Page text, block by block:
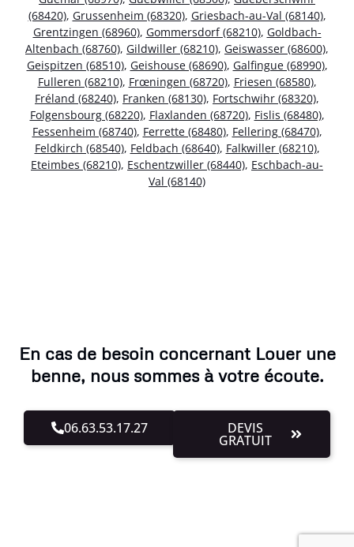
(68420), Grussenheim (68320), Griesbach-au-Val (68140),
Grentzingen (68960), Gommersdorf (68210), Goldbach-
Altenbach (68760), Gildwiller (68210), Geiswasser (68600),
Geispitzen (68510), Geishouse (68690), Galfingue (68990),
Fulleren (68210), Frœningen (68720), Friesen (68580),
Fréland (68240), Franken (68130), Fortschwihr (68320),
Folgensbourg (68220), Flaxlanden (68720), Fislis (68480),
Fessenheim (68740), Ferrette (68480), Fellering (68470),
Feldkirch (68540), Feldbach (68640), Falkwiller (68210),
Eteimbes (68210), Eschentzwiller (68440), Eschbach-au-
Val (68140)
En cas de besoin concernant Louer une
benne, nous sommes à votre écoute.
06.63.53.17.27 DEVIS
GRATUIT